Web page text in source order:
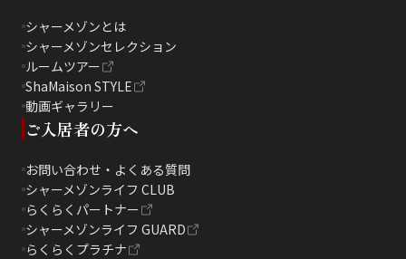
シャーメゾンとは
シャーメゾンセレクション
ルームツアー
ShaMaison STYLE
動画ギャラリー
ご入居者の方へ
お問い合わせ・よくある質問
シャーメゾンライフ CLUB
らくらくパートナー
シャーメゾンライフ GUARD
らくらくプラチナ